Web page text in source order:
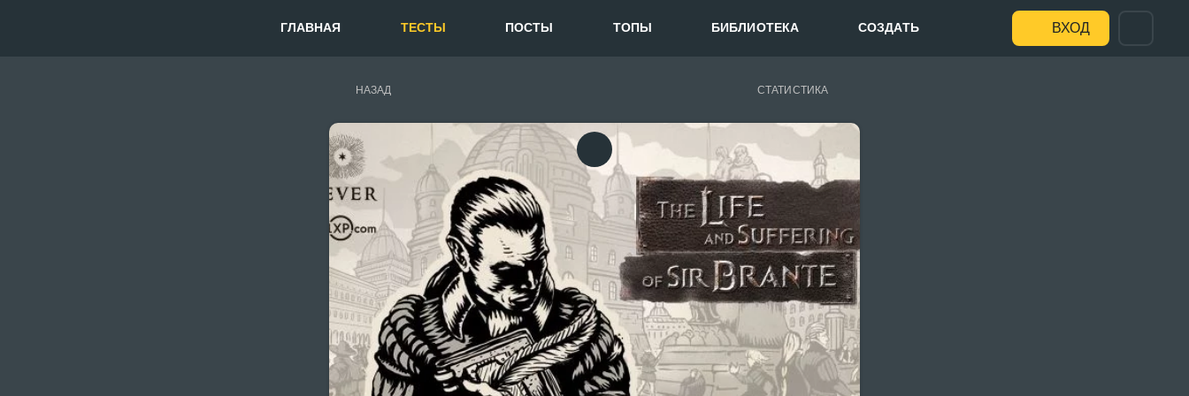
ГЛАВНАЯ ТЕСТЫ ПОСТЫ ТОПЫ БИБЛИОТЕКА СОЗДАТЬ ВХОД
НАЗАД СТАТИСТИКА